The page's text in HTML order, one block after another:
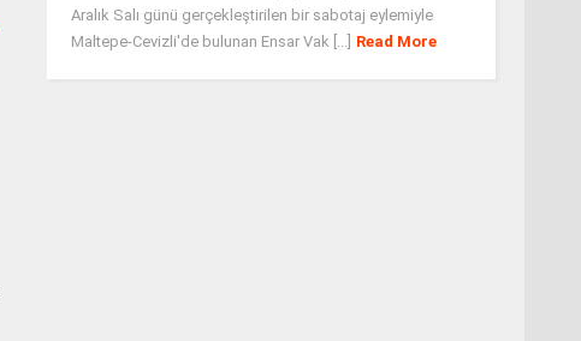
Aralık Salı günü gerçekleştirilen bir sabotaj eylemiyle
Maltepe-Cevizli'de bulunan Ensar Vak [...] Read More